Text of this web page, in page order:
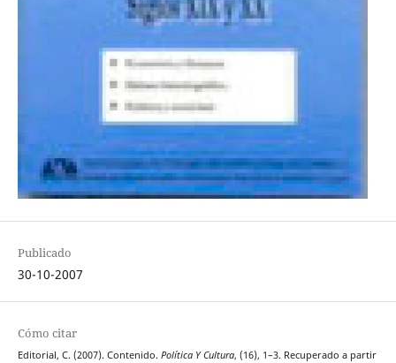
Publicado
30-10-2007
Cómo citar
Editorial, C. (2007). Contenido. Política Y Cultura, (16), 1–3. Recuperado a partir